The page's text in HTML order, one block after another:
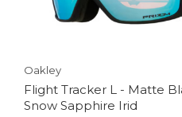
Oakley
Flight Tracker L - Matte
Snow Sapphire Irid